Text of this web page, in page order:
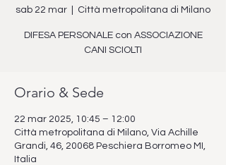
sab 22 mar Città metropolitana di Milano
DIFESA PERSONALE con ASSOCIAZIONE
CANI SCIOLTI
Orario & Sede
22 mar 2025, 10:45 – 12:00
Città metropolitana di Milano, Via Achille
Grandi, 46, 20068 Peschiera Borromeo MI,
Italia